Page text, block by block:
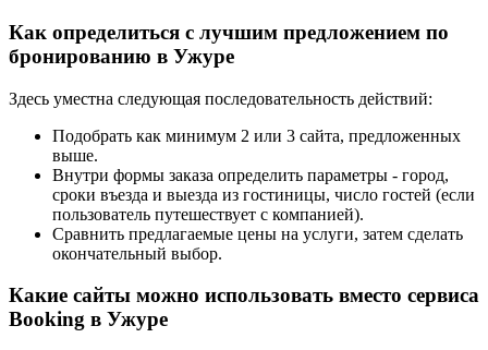
Как определиться с лучшим предложением по
бронированию в Ужуре
Здесь уместна следующая последовательность действий:
Подобрать как минимум 2 или 3 сайта, предложенных
выше.
Внутри формы заказа определить параметры - город,
сроки въезда и выезда из гостиницы, число гостей (если
пользователь путешествует с компанией).
Сравнить предлагаемые цены на услуги, затем сделать
окончательный выбор.
Какие сайты можно использовать вместо сервиса
Booking в Ужуре